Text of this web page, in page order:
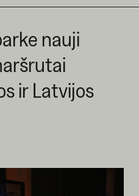
nauji
ir Latvijos